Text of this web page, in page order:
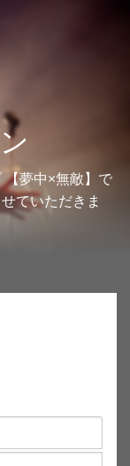
【夢中×無敵】で
ていただきま